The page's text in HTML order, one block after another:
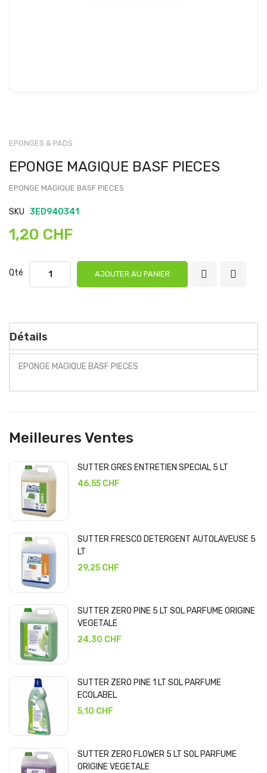
EPONGES & PADS
EPONGE MAGIQUE BASF PIECES
EPONGE MAGIQUE BASF PIECES
SKU 3ED940341
1,20 CHF
Qté AJOUTER AU PANIER
Détails
EPONGE MAGIQUE BASF PIECES
Meilleures Ventes
SUTTER GRES ENTRETIEN SPECIAL 5 LT
46,55 CHF
SUTTER FRESCO DETERGENT AUTOLAVEUSE 5
LT
29,25 CHF
SUTTER ZERO PINE 5 LT SOL PARFUME ORIGINE
VEGETALE
24,30 CHF
SUTTER ZERO PINE 1 LT SOL PARFUME
ECOLABEL
5,10 CHF
SUTTER ZERO FLOWER 5 LT SOL PARFUME
ORIGINE VEGETALE